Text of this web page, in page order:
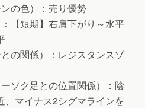
の色）：売り優勢
【短期】右肩下がり～水平
の関係）：レジスタンスゾ
ソク足との位置関係）：陰
、マイナス2シグマラインを